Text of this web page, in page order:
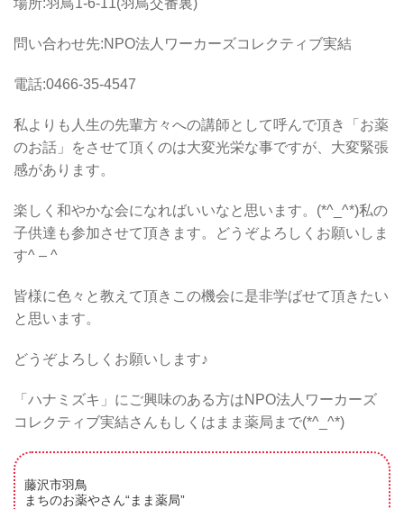
場所:羽鳥1-6-11(羽鳥交番裏)
問い合わせ先:NPO法人ワーカーズコレクティブ実結
電話:0466-35-4547
私よりも人生の先輩方々への講師として呼んで頂き「お薬
のお話」をさせて頂くのは大変光栄な事ですが、大変緊張
感があります。
楽しく和やかな会になればいいなと思います。(*^_^*)私の
子供達も参加させて頂きます。どうぞよろしくお願いしま
す^ – ^
皆様に色々と教えて頂きこの機会に是非学ばせて頂きたい
と思います。
どうぞよろしくお願いします♪
「ハナミズキ」にご興味のある方はNPO法人ワーカーズ
コレクティブ実結さんもしくはまま薬局まで(*^_^*)
藤沢市羽鳥
まちのお薬やさん“まま薬局”